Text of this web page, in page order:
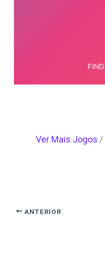
Ver Mais Jogos /
ANTERIOR